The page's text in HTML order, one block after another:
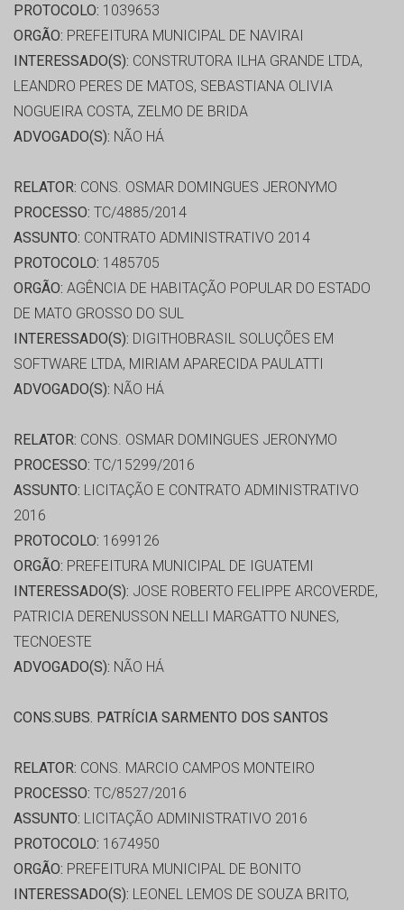
PROTOCOLO: 1039653
ORGÃO: PREFEITURA MUNICIPAL DE NAVIRAI
INTERESSADO(S): CONSTRUTORA ILHA GRANDE LTDA,
LEANDRO PERES DE MATOS, SEBASTIANA OLIVIA
NOGUEIRA COSTA, ZELMO DE BRIDA
ADVOGADO(S): NÃO HÁ
RELATOR: CONS. OSMAR DOMINGUES JERONYMO
PROCESSO: TC/4885/2014
ASSUNTO: CONTRATO ADMINISTRATIVO 2014
PROTOCOLO: 1485705
ORGÃO: AGÊNCIA DE HABITAÇÃO POPULAR DO ESTADO
DE MATO GROSSO DO SUL
INTERESSADO(S): DIGITHOBRASIL SOLUÇÕES EM
SOFTWARE LTDA, MIRIAM APARECIDA PAULATTI
ADVOGADO(S): NÃO HÁ
RELATOR: CONS. OSMAR DOMINGUES JERONYMO
PROCESSO: TC/15299/2016
ASSUNTO: LICITAÇÃO E CONTRATO ADMINISTRATIVO
2016
PROTOCOLO: 1699126
ORGÃO: PREFEITURA MUNICIPAL DE IGUATEMI
INTERESSADO(S): JOSE ROBERTO FELIPPE ARCOVERDE,
PATRICIA DERENUSSON NELLI MARGATTO NUNES,
TECNOESTE
ADVOGADO(S): NÃO HÁ
CONS.SUBS. PATRÍCIA SARMENTO DOS SANTOS
RELATOR: CONS. MARCIO CAMPOS MONTEIRO
PROCESSO: TC/8527/2016
ASSUNTO: LICITAÇÃO ADMINISTRATIVO 2016
PROTOCOLO: 1674950
ORGÃO: PREFEITURA MUNICIPAL DE BONITO
INTERESSADO(S): LEONEL LEMOS DE SOUZA BRITO,